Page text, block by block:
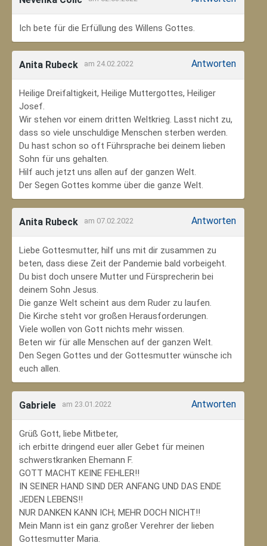
Ich bete für die Erfüllung des Willens Gottes.
Anita Rubeck am 24.02.2022 Antworten
Heilige Dreifaltigkeit, Heilige Muttergottes, Heiliger
Josef.
Wir stehen vor einem dritten Weltkrieg. Lasst nicht zu,
dass so viele unschuldige Menschen sterben werden.
Du hast schon so oft Führsprache bei deinem lieben
Sohn für uns gehalten.
Hilf auch jetzt uns allen auf der ganzen Welt.
Der Segen Gottes komme über die ganze Welt.
Anita Rubeck am 07.02.2022 Antworten
Liebe Gottesmutter, hilf uns mit dir zusammen zu
beten, dass diese Zeit der Pandemie bald vorbeigeht.
Du bist doch unsere Mutter und Fürsprecherin bei
deinem Sohn Jesus.
Die ganze Welt scheint aus dem Ruder zu laufen.
Die Kirche steht vor großen Herausforderungen.
Viele wollen von Gott nichts mehr wissen.
Beten wir für alle Menschen auf der ganzen Welt.
Den Segen Gottes und der Gottesmutter wünsche ich
euch allen.
Gabriele am 23.01.2022 Antworten
Grüß Gott, liebe Mitbeter,
ich erbitte dringend euer aller Gebet für meinen
schwerstkranken Ehemann F.
GOTT MACHT KEINE FEHLER!!
IN SEINER HAND SIND DER ANFANG UND DAS ENDE
JEDEN LEBENS!!
NUR DANKEN KANN ICH; MEHR DOCH NICHT!!
Mein Mann ist ein ganz großer Verehrer der lieben
Gottesmutter Maria.